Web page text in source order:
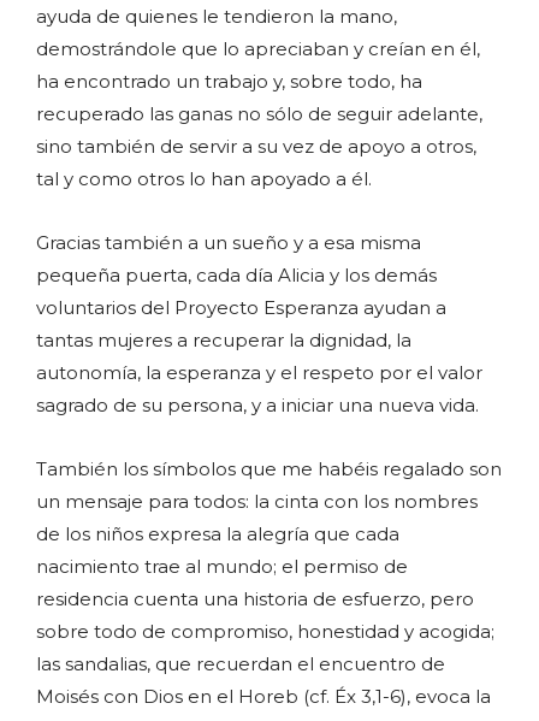
ayuda de quienes le tendieron la mano,
demostrándole que lo apreciaban y creían en él,
ha encontrado un trabajo y, sobre todo, ha
recuperado las ganas no sólo de seguir adelante,
sino también de servir a su vez de apoyo a otros,
tal y como otros lo han apoyado a él.
Gracias también a un sueño y a esa misma
pequeña puerta, cada día Alicia y los demás
voluntarios del Proyecto Esperanza ayudan a
tantas mujeres a recuperar la dignidad, la
autonomía, la esperanza y el respeto por el valor
sagrado de su persona, y a iniciar una nueva vida.
También los símbolos que me habéis regalado son
un mensaje para todos: la cinta con los nombres
de los niños expresa la alegría que cada
nacimiento trae al mundo; el permiso de
residencia cuenta una historia de esfuerzo, pero
sobre todo de compromiso, honestidad y acogida;
las sandalias, que recuerdan el encuentro de
Moisés con Dios en el Horeb (cf. Éx 3,1-6), evoca la